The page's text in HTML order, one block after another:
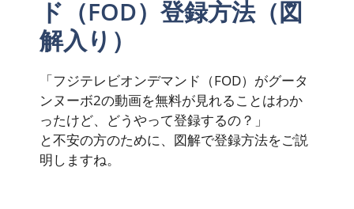
ド（FOD）登録方法（図
解入り）
「フジテレビオンデマンド（FOD）がグータ
ンヌーボ2の動画を無料が見れることはわか
ったけど、どうやって登録するの？」
と不安の方のために、図解で登録方法をご説
明しますね。